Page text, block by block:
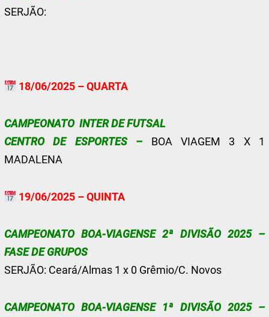
SERJÃO:
18/06/2025 – QUARTA
CAMPEONATO INTER DE FUTSAL
CENTRO DE ESPORTES –BOA VIAGEM 3 X 1
MADALENA
19/06/2025 – QUINTA
CAMPEONATO BOA-VIAGENSE 2ª DIVISÃO 2025 –
FASE DE GRUPOS
SERJÃO: Ceará/Almas 1 x 0 Grêmio/C. Novos
CAMPEONATO BOA-VIAGENSE 1ª DIVISÃO 2025 –